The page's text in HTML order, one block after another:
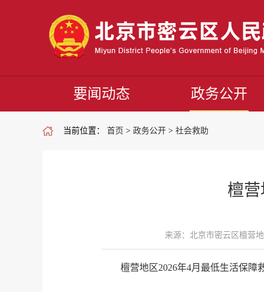
要闻动态 政务公开
当前位置： 首页 > 政务公开 > 社会救助
檀
来源：北京市密云区檀营
檀营地区2026年4月最低生活保障